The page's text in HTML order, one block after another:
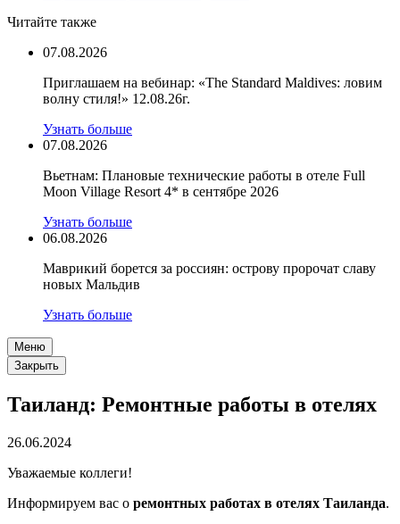
Читайте также
07.08.2026
Приглашаем на вебинар: «The Standard Maldives: ловим
волну стиля!» 12.08.26г.
Узнать больше
07.08.2026
Вьетнам: Плановые технические работы в отеле Full
Moon Village Resort 4* в сентябре 2026
Узнать больше
06.08.2026
Маврикий борется за россиян: острову пророчат славу
новых Мальдив
Узнать больше
Меню
Закрыть
Таиланд: Ремонтные работы в отелях
26.06.2024
Уважаемые коллеги!
Информируем вас о ремонтных работах в отелях Таиланда.